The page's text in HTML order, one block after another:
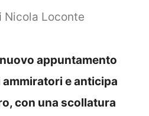
Nicola Loconte
nuovo appuntamento
e anticipa
con una scollatura